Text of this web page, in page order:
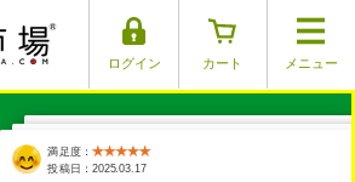
ログイン カート メニュー
投稿日：2025.03.17
投稿日：2025.03.29
投稿日：2025.03.30
投稿日：2025.03.26
投稿日：2025.04.01